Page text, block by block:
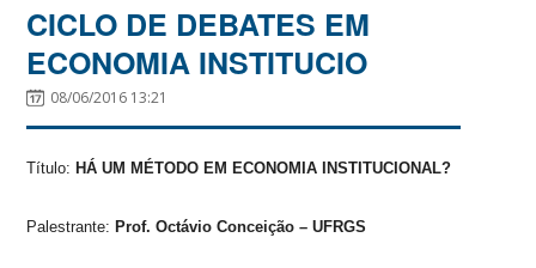
CICLO DE DEBATES EM
ECONOMIA INSTITUCIO
08/06/2016 13:21
Título: HÁ UM MÉTODO EM ECONOMIA INSTITUCIONAL?
Palestrante: Prof. Octávio Conceição – UFRGS